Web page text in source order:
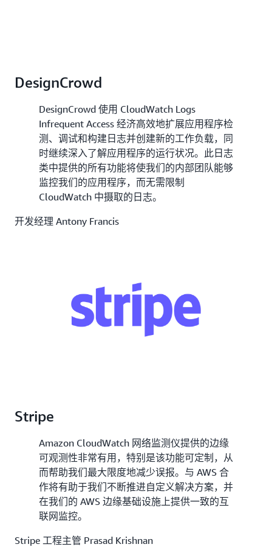
DesignCrowd
DesignCrowd 使用 CloudWatch Logs
Infrequent Access 经济高效地扩展应用程序检
测、调试和构建日志并创建新的工作负载，同
时继续深入了解应用程序的运行状况。此日志
类中提供的所有功能将使我们的内部团队能够
监控我们的应用程序，而无需限制
CloudWatch 中摄取的日志。
开发经理 Antony Francis
Stripe
Amazon CloudWatch 网络监测仪提供的边缘
可观测性非常有用，特别是该功能可定制，从
而帮助我们最大限度地减少误报。与 AWS 合
作将有助于我们不断推进自定义解决方案，并
在我们的 AWS 边缘基础设施上提供一致的互
联网监控。
Stripe 工程主管 Prasad Krishnan